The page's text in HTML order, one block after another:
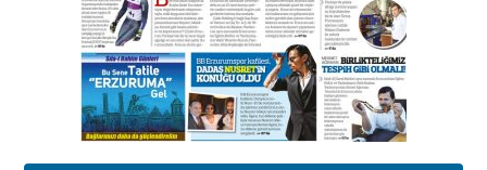
Cem Bakırcı
Ardında bıraktığı hatıralarıyla
gönül adamı Faruk Terzioğlu!
13 Mayıs 2026 Çarşamba
Esat BİNDESEN
Başkan Sekmen’den Erzurum’a